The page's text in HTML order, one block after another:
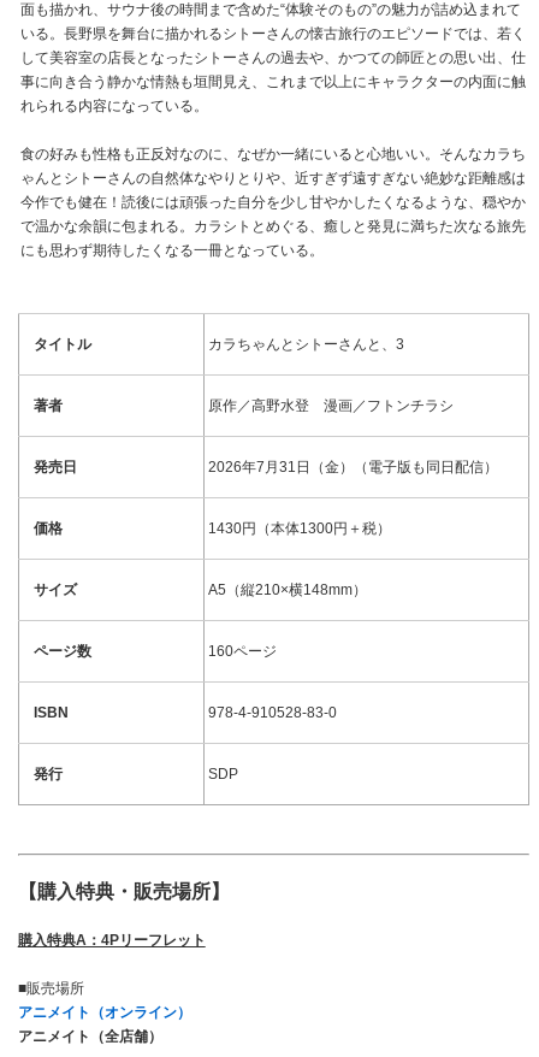
面も描かれ、サウナ後の時間まで含めた“体験そのもの”の魅力が詰め込まれて
いる。長野県を舞台に描かれるシトーさんの懐古旅行のエピソードでは、若く
して美容室の店長となったシトーさんの過去や、かつての師匠との思い出、仕
事に向き合う静かな情熱も垣間見え、これまで以上にキャラクターの内面に触
れられる内容になっている。
食の好みも性格も正反対なのに、なぜか一緒にいると心地いい。そんなカラち
ゃんとシトーさんの自然体なやりとりや、近すぎず遠すぎない絶妙な距離感は
今作でも健在！読後には頑張った自分を少し甘やかしたくなるような、穏やか
で温かな余韻に包まれる。カラシトとめぐる、癒しと発見に満ちた次なる旅先
にも思わず期待したくなる一冊となっている。
タイトル カラちゃんとシトーさんと、3
著者 原作／高野水登 漫画／フトンチラシ
発売日 2026年7月31日（金）（電子版も同日配信）
価格 1430円（本体1300円＋税）
サイズ A5（縦210×横148mm）
ページ数 160ページ
ISBN 978-4-910528-83-0
発行 SDP
【購入特典・販売場所】
購入特典A：4Pリーフレット
■販売場所
アニメイト（オンライン）
アニメイト（全店舗）